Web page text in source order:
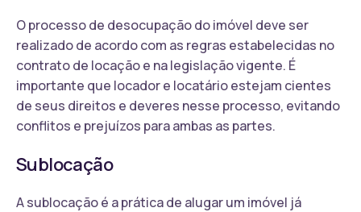
O processo de desocupação do imóvel deve ser
realizado de acordo com as regras estabelecidas no
contrato de locação e na legislação vigente. É
importante que locador e locatário estejam cientes
de seus direitos e deveres nesse processo, evitando
conflitos e prejuízos para ambas as partes.
Sublocação
A sublocação é a prática de alugar um imóvel já